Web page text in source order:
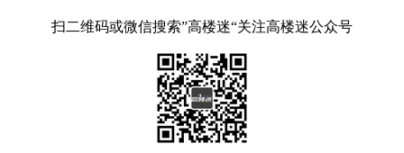
扫二维码或微信搜索”高楼迷“关注高楼迷公众号